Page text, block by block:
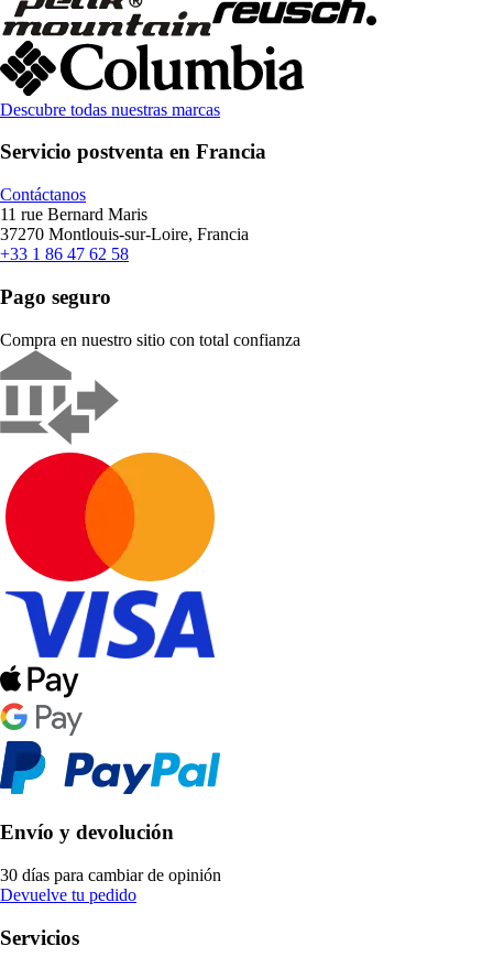
Descubre todas nuestras marcas
Servicio postventa en Francia
Contáctanos
11 rue Bernard Maris
37270 Montlouis-sur-Loire, Francia
+33 1 86 47 62 58
Pago seguro
Compra en nuestro sitio con total confianza
Envío y devolución
30 días para cambiar de opinión
Devuelve tu pedido
Servicios